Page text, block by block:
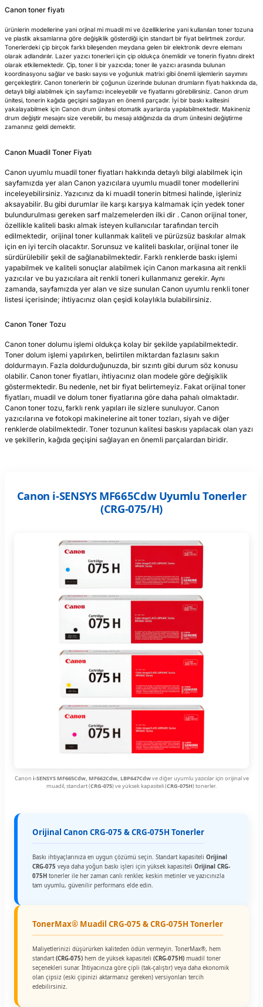
Canon toner fiyatı
ürünlerin modellerine yani orjinal mi muadil mi ve özelliklerine yani kullanılan toner tozuna
ve plastik aksamlarına göre değişiklik gösterdiği için standart bir fiyat belirtmek zordur.
Tonerlerdeki çip birçok farklı bileşenden meydana gelen bir elektronik devre elemanı
olarak adlandırılır. Lazer yazıcı tonerleri için çip oldukça önemlidir ve tonerin fiyatını direkt
olarak etkilemektedir. Çip, toner li bir yazıcıda; toner ile yazıcı arasında bulunan
koordinasyonu sağlar ve baskı sayısı ve yoğunluk matrixi gibi önemli işlemlerin sayımını
gerçekleştirir. Canon tonerlerin bir çoğunun üzerinde bulunan drumların fiyatı hakkında da,
detaylı bilgi alabilmek için sayfamızı inceleyebilir ve fiyatlarını görebilirsiniz. Canon drum
ünitesi, tonerin kağıda geçişini sağlayan en önemli parçadır. İyi bir baskı kalitesini
yakalayabilmek için Canon drum ünitesi otomatik ayarlarda yapılabilmektedir. Makineniz
drum değiştir mesajını size verebilir, bu mesajı aldığınızda da drum ünitesini değiştirme
zamanınız geldi demektir.
Canon Muadil Toner Fiyatı
Canon uyumlu muadil toner fiyatları hakkında detaylı bilgi alabilmek için
sayfamızda yer alan Canon yazıcılara uyumlu muadil toner modellerini
inceleyebilirsiniz. Yazıcınız da ki muadil tonerin bitmesi halinde, işleriniz
aksayabilir. Bu gibi durumlar ile karşı karşıya kalmamak için yedek toner
bulundurulması gereken sarf malzemelerden ilki dir . Canon orijinal toner,
özellikle kaliteli baskı almak isteyen kullanıcılar tarafından tercih
edilmektedir, orijinal toner kullanmak kaliteli ve pürüzsüz baskılar almak
için en iyi tercih olacaktır. Sorunsuz ve kaliteli baskılar, orijinal toner ile
sürdürülebilir şekil de sağlanabilmektedir. Farklı renklerde baskı işlemi
yapabilmek ve kaliteli sonuçlar alabilmek için Canon markasına ait renkli
yazıcılar ve bu yazıcılara ait renkli toneri kullanmanız gerekir. Aynı
zamanda, sayfamızda yer alan ve size sunulan Canon uyumlu renkli toner
listesi içerisinde; ihtiyacınız olan çeşidi kolaylıkla bulabilirsiniz.
Canon Toner Tozu
Canon toner dolumu işlemi oldukça kolay bir şekilde yapılabilmektedir.
Toner dolum işlemi yapılırken, belirtilen miktardan fazlasını sakın
doldurmayın. Fazla doldurduğunuzda, bir sızıntı gibi durum söz konusu
olabilir. Canon toner fiyatları, ihtiyacınız olan modele göre değişiklik
göstermektedir. Bu nedenle, net bir fiyat belirtemeyiz. Fakat orijinal toner
fiyatları, muadil ve dolum toner fiyatlarına göre daha pahalı olmaktadır.
Canon toner tozu, farklı renk yapıları ile sizlere sunuluyor. Canon
yazıcılarına ve fotokopi makinelerine ait toner tozları, siyah ve diğer
renklerde olabilmektedir. Toner tozunun kalitesi baskısı yapılacak olan yazı
ve şekillerin, kağıda geçişini sağlayan en önemli parçalardan biridir.
Canon i-SENSYS MF665Cdw Uyumlu Tonerler
(CRG-075/H)
Canon i-SENSYS MF665Cdw, MF662Cdw, LBP647Cdwve diğer uyumlu yazıcılar için orijinal ve
muadil, standart (CRG-075) ve yüksek kapasiteli (CRG-075H) tonerler.
Orijinal Canon CRG-075 & CRG-075H Tonerler
Baskı ihtiyaçlarınıza en uygun çözümü seçin. Standart kapasiteli Orijinal
CRG-075 veya daha yoğun baskı işleri için yüksek kapasiteli Orijinal CRG-
075H tonerler ile her zaman canlı renkler, keskin metinler ve yazıcınızla
tam uyumlu, güvenilir performans elde edin.
TonerMax® Muadil CRG-075 & CRG-075H Tonerler
Maliyetlerinizi düşürürken kaliteden ödün vermeyin. TonerMax®, hem
standart(CRG-075) hem de yüksek kapasiteli (CRG-075H) muadil toner
seçenekleri sunar. İhtiyacınıza göre çipli (tak-çalıştır) veya daha ekonomik
olan çipsiz (eski çipinizi aktarmanız gereken) versiyonları tercih
edebilirsiniz.
Listesi
Listesi
Toner Listesi
LBP Toner Listesi
Listesi
Kartuş Listesi
Listesi
Listesi
Listesi
Listesi
Kartuş Listesi
Kartuş Listesi
Tonerler
Kartuşlar
Kartuşları
Kartuşlar
Kartuşları
Mürekkepli Kartuşları
Mürekkepli Kartuşları
Mürekkepli Kartuşları
Serisi Kartuşlar
Serisi Kartuşlar
Kartuşlar
Kartuşlar
Kartuşlar
KartuşlarTonerleri
Tonerleri
Toner Listesi
Toner Listesi
Listesi
Listesi